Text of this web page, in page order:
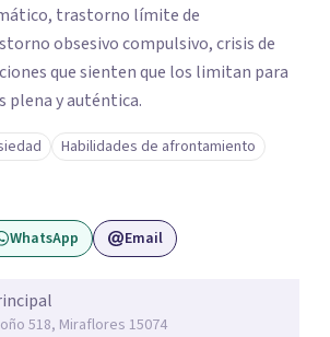
trastorno límite de
obsesivo compulsivo, crisis de
que sienten que los limitan para
plena y auténtica.
Habilidades de afrontamiento
WhatsApp Email
518, Miraflores 15074